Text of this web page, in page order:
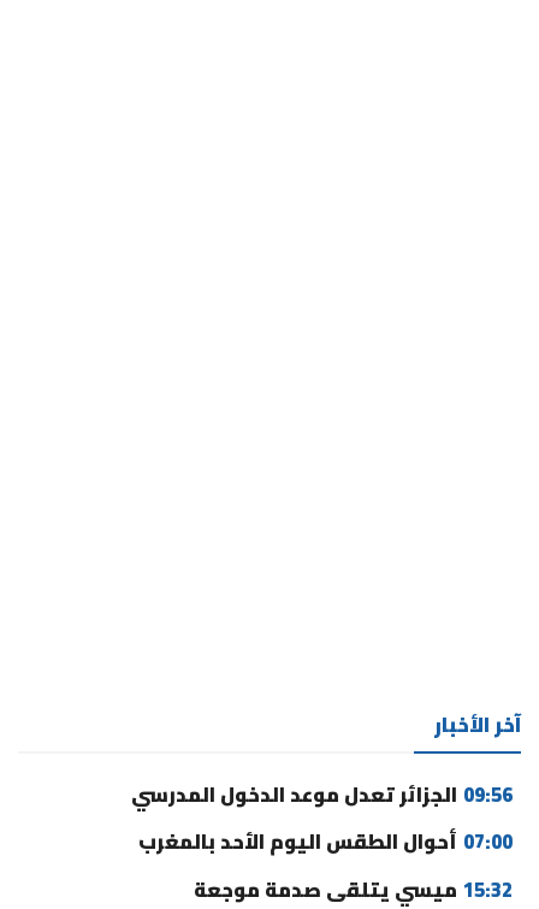
آخر الأخبار
09:56 الجزائر تعدل موعد الدخول المدرسي
07:00 أحوال الطقس اليوم الأحد بالمغرب
15:32 ميسي يتلقى صدمة موجعة